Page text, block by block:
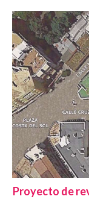
Proyecto de